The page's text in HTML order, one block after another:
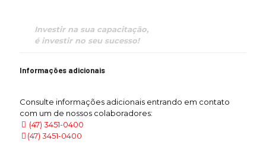
Investir na sua capacitação,
é investir no seu sucesso!
Informações adicionais
Consulte informações adicionais entrando em contato
com um de nossos colaboradores:
(47) 3451-0400
(47) 3451-0400